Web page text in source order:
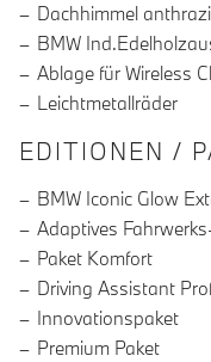
Dachhimmel
BMW
Ablage für Wireless
Leichtmetallräder
EDITIONEN /
BMW Iconic Glow
Adaptives
Paket Komfort
Driving Assistant
Innovationspaket
Premium Paket